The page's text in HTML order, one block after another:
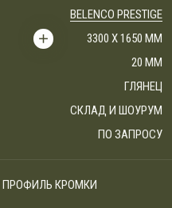
BELENCO PRESTIGE
3300 Х 1650 ММ
20 ММ
ГЛЯНЕЦ
СКЛАД И ШОУРУМ
ПО ЗАПРОСУ
ПРОФИЛЬ КРОМКИ